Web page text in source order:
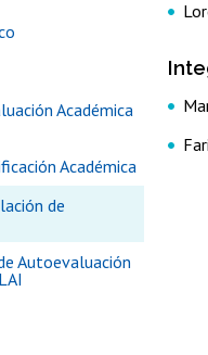
Académica
Académica
de
Autoevaluación